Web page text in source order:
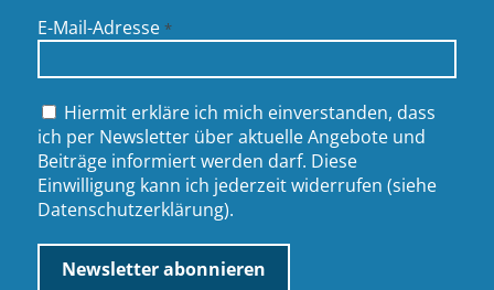
E-Mail-Adresse *
Hiermit erkläre ich mich einverstanden, dass
ich per Newsletter über aktuelle Angebote und
Beiträge informiert werden darf. Diese
Einwilligung kann ich jederzeit widerrufen (siehe
Datenschutzerklärung).